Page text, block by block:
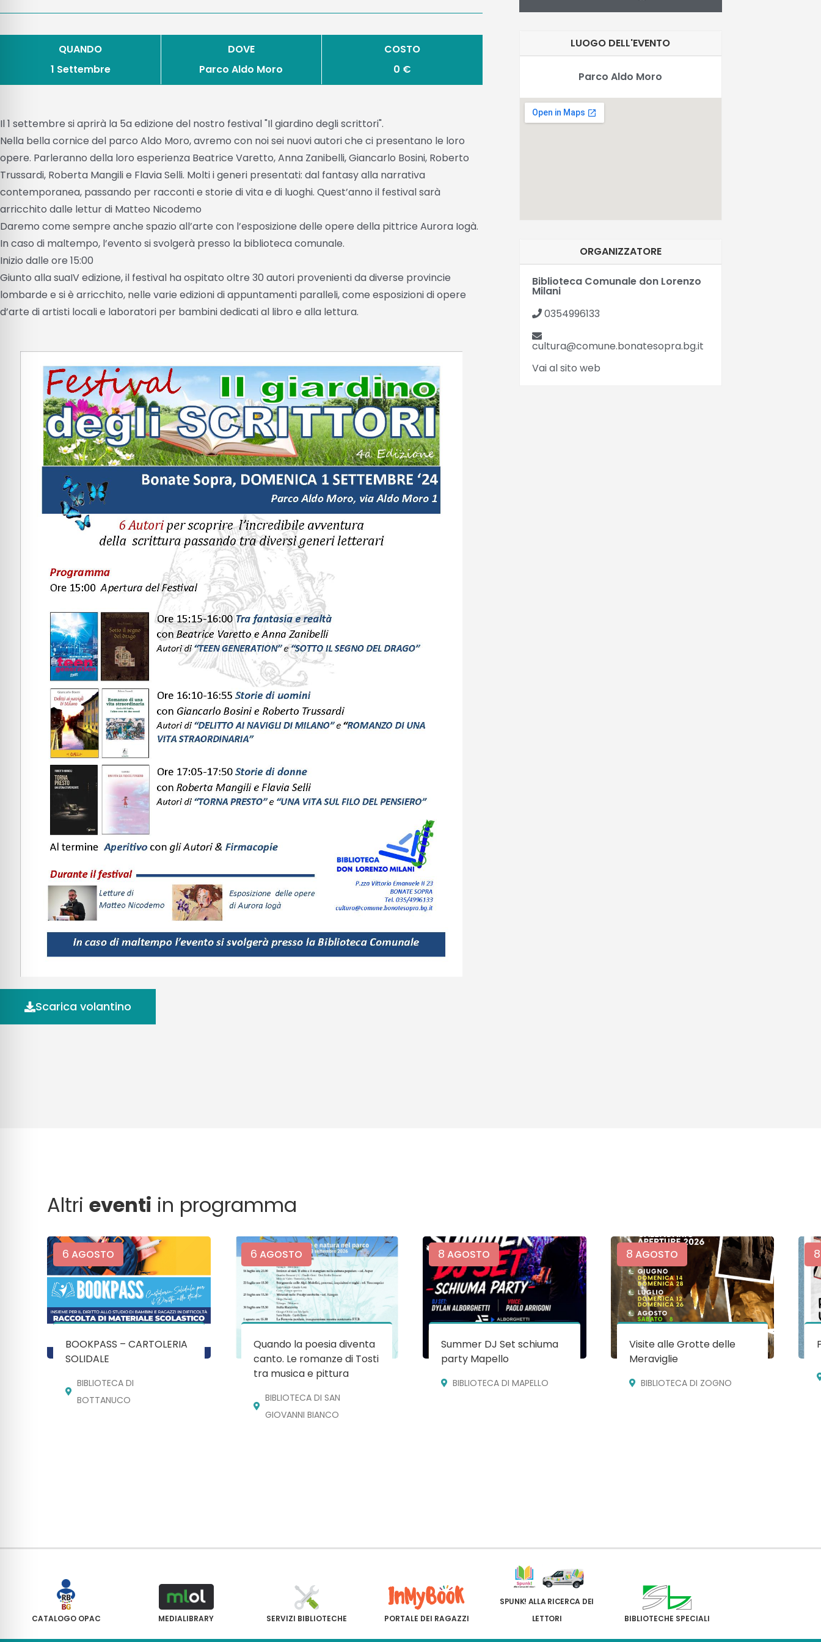
QUANDO
1 Settembre
DOVE
Parco Aldo Moro
COSTO
0 €
Il 1 settembre si aprirà la 5a edizione del nostro festival "Il giardino degli scrittori".
Nella bella cornice del parco Aldo Moro, avremo con noi sei nuovi autori che ci presentano le loro
opere. Parleranno della loro esperienza Beatrice Varetto, Anna Zanibelli, Giancarlo Bosini, Roberto
Trussardi, Roberta Mangili e Flavia Selli. Molti i generi presentati: dal fantasy alla narrativa
contemporanea, passando per racconti e storie di vita e di luoghi. Quest’anno il festival sarà
arricchito dalle lettur di Matteo Nicodemo
Daremo come sempre anche spazio all’arte con l’esposizione delle opere della pittrice Aurora Iogà.
In caso di maltempo, l’evento si svolgerà presso la biblioteca comunale.
Inizio dalle ore 15:00
Giunto alla suaIV edizione, il festival ha ospitato oltre 30 autori provenienti da diverse provincie
lombarde e si è arricchito, nelle varie edizioni di appuntamenti paralleli, come esposizioni di opere
d’arte di artisti locali e laboratori per bambini dedicati al libro e alla lettura.
Scarica volantino
LUOGO DELL'EVENTO
Parco Aldo Moro
ORGANIZZATORE
Biblioteca Comunale don Lorenzo
Milani
0354996133
cultura@comune.bonatesopra.bg.it
Vai al sito web
Altrieventi in programma
6 AGOSTO
BOOKPASS – CARTOLERIA
SOLIDALE
BIBLIOTECA DI
BOTTANUCO
6 AGOSTO
Quando la poesia diventa
canto. Le romanze di Tosti
tra musica e pittura
BIBLIOTECA DI SAN
GIOVANNI BIANCO
8 AGOSTO
Summer DJ Set schiuma
party Mapello
BIBLIOTECA DI MAPELLO
8 AGOSTO
Visite alle Grotte delle
Meraviglie
BIBLIOTECA DI ZOGNO
8
CATALOGO OPAC MEDIALIBRARY SERVIZI BIBLIOTECHE PORTALE DEI RAGAZZI
SPUNK! ALLA RICERCA DEI
LETTORI
BIBLIOTECHE SPECIALI